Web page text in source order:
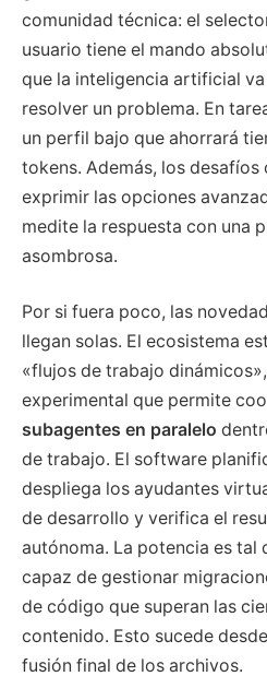
comunidad técnica: el
usuario tiene el mando
que la inteligencia artificial
resolver un problema. En
un perfil bajo que ahorrará
tokens. Además, los
exprimir las opciones
medite la respuesta con una
asombrosa.
Por si fuera poco, las
llegan solas. El ecosistema
«flujos de trabajo
experimental que permite
subagentes en paralelo
de trabajo. El software
despliega los ayudantes
de desarrollo y verifica el
autónoma. La potencia es tal
capaz de gestionar
de código que superan las
contenido. Esto sucede
fusión final de los archivos.